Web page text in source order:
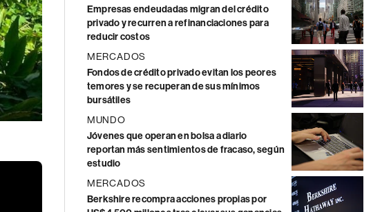
Empresas endeudadas migran del crédito
privado y recurren a refinanciaciones para
reducir costos
MERCADOS
Fondos de crédito privado evitan los peores
temores y se recuperan de sus mínimos
bursátiles
MUNDO
Jóvenes que operan en bolsa a diario
reportan más sentimientos de fracaso, según
estudio
MERCADOS
Berkshire recompra acciones propias por